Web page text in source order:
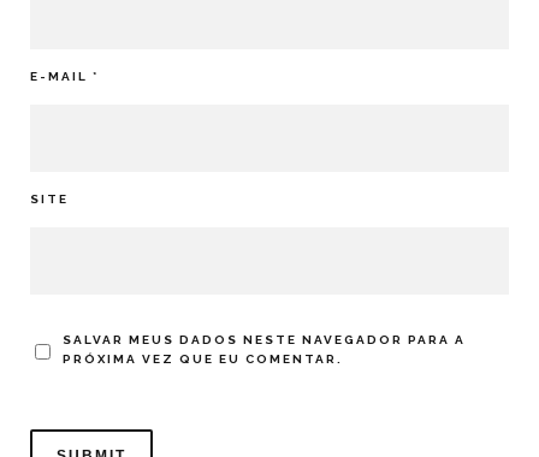
E-MAIL *
SITE
SALVAR MEUS DADOS NESTE NAVEGADOR PARA A
PRÓXIMA VEZ QUE EU COMENTAR.